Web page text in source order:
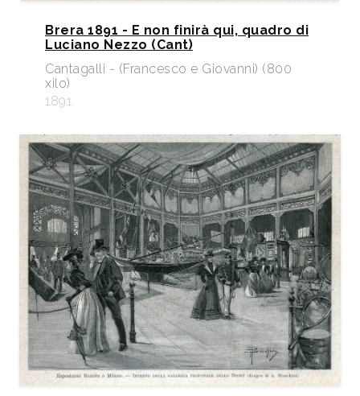
Brera 1891 - E non finirà qui, quadro di
Luciano Nezzo (Cant)
Cantagalli - (Francesco e Giovanni) (800
xilo)
1891